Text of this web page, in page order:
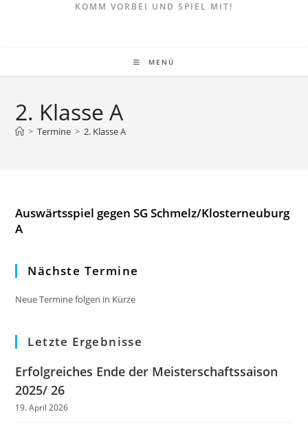
KOMM VORBEI UND SPIEL MIT!
MENÜ
2. Klasse A
> Termine > 2. Klasse A
Auswärtsspiel gegen SG Schmelz/Klosterneuburg
A
Nächste Termine
Neue Termine folgen in Kürze
Letzte Ergebnisse
Erfolgreiches Ende der Meisterschaftssaison
2025/ 26
19. April 2026